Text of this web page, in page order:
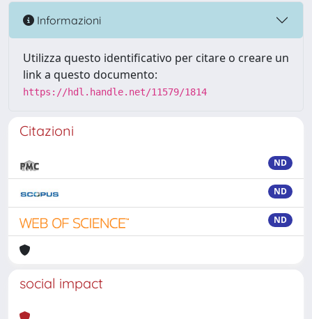
Informazioni
Utilizza questo identificativo per citare o creare un
link a questo documento:
https://hdl.handle.net/11579/1814
Citazioni
ND
ND
ND
social impact